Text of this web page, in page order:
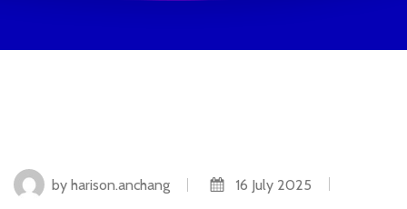
by harison.anchang
16 July 2025